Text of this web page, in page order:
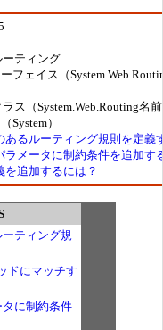
ーティング
フェイス（
ス（System.Web.Routing名
System）
あるルーティング規則を定義
ラメータに制約条件を追加す
を追加するには？
ーティング規
ドにマッチす
タに制約条件